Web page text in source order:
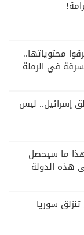
محتوياتها..
في الرملة
إسرائيل.. ليس
هذا ما سيحصل
هذه الدولة
سوريا